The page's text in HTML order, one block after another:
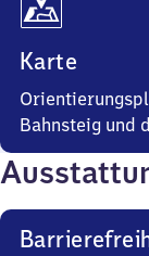
Karte
Bahnsteig und